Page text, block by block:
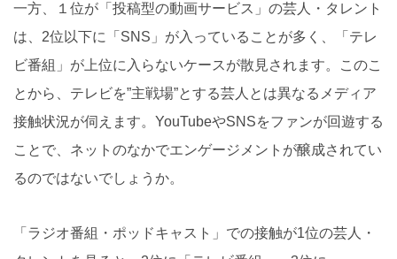
一方、１位が「投稿型の動画サービス」の芸人・タレント
は、2位以下に「SNS」が入っていることが多く、「テレ
ビ番組」が上位に入らないケースが散見されます。このこ
とから、テレビを”主戦場”とする芸人とは異なるメディア
接触状況が伺えます。YouTubeやSNSをファンが回遊する
ことで、ネットのなかでエンゲージメントが醸成されてい
るのではないでしょうか。
「ラジオ番組・ポッドキャスト」での接触が1位の芸人・